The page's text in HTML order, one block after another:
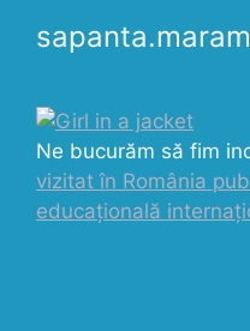
Ne bucurăm să fim
vizitat în România
educațională